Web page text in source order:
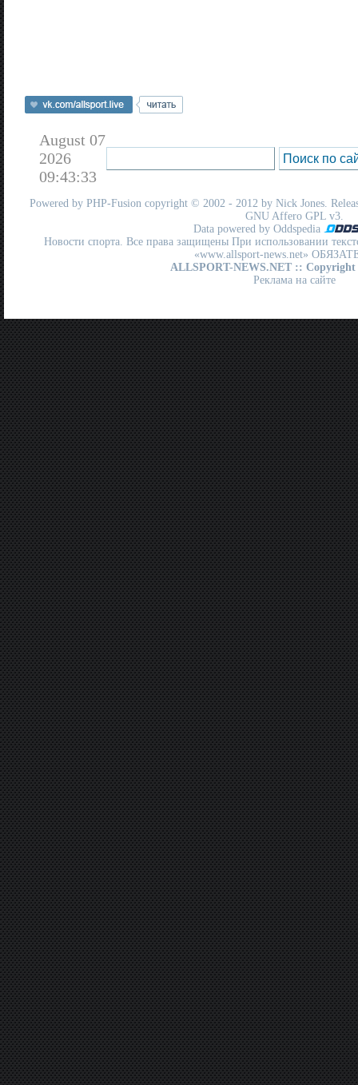
August 07
2026
09:43:33
Powered by PHP-Fusion copyright © 2002 - 2012 by Nick Jones.
GNU Affero GPL v3.
Data powered by Oddspedia
Новости спорта. Все права защищены При использовании
«www.allsport-news.net»
ALLSPORT-NEWS.NET :: Copyright
Реклама на сайте